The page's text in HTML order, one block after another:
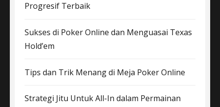
Progresif Terbaik
Sukses di Poker Online dan Menguasai Texas
Hold’em
Tips dan Trik Menang di Meja Poker Online
Strategi Jitu Untuk All-In dalam Permainan